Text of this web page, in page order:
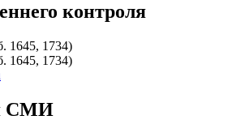
контроля
1645, 1734)
1645, 1734)
СМИ